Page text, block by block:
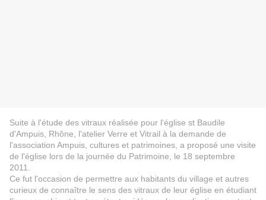
Suite à l'étude des vitraux réalisée pour l'église st Baudile
d'Ampuis, Rhône, l'atelier Verre et Vitrail à la demande de
l'association Ampuis, cultures et patrimoines, a proposé une visite
de l'église lors de la journée du Patrimoine, le 18 septembre
2011.
Ce fut l'occasion de permettre aux habitants du village et autres
curieux de connaître le sens des vitraux de leur église en étudiant